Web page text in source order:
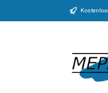
Zum Hauptinhalt springen